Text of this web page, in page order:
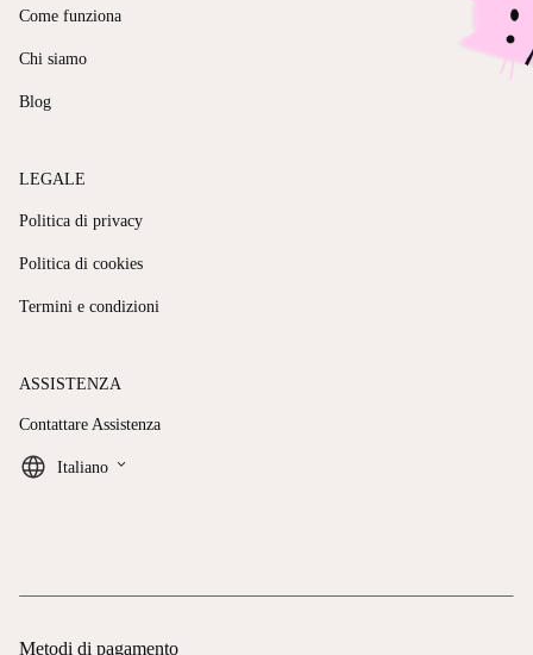
Come funziona
Chi siamo
Blog
LEGALE
Politica di privacy
Politica di cookies
Termini e condizioni
ASSISTENZA
Contattare Assistenza
Italiano keyboard_arrow_down
Metodi di pagamento